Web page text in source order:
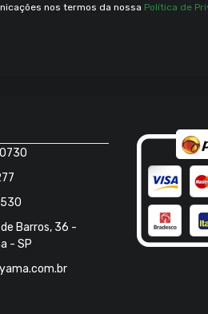
nos termos da nossa Política de
Barros, 36 -
- SP